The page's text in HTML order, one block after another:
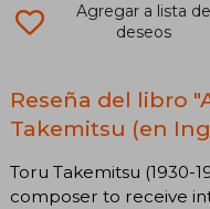
Agregar a lista de
deseos
Reseña del libro
Takemitsu (en
Toru Takemitsu (1930-
composer to receive